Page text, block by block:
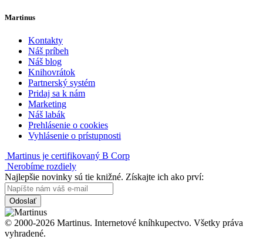
Martinus
Kontakty
Náš príbeh
Náš blog
Knihovrátok
Partnerský systém
Pridaj sa k nám
Marketing
Náš labák
Prehlásenie o cookies
Vyhlásenie o prístupnosti
Martinus je certifikovaný B Corp
Nerobíme rozdiely
Najlepšie novinky sú tie knižné. Získajte ich ako prví:
Odoslať
© 2000-2026 Martinus. Internetové kníhkupectvo. Všetky práva
vyhradené.